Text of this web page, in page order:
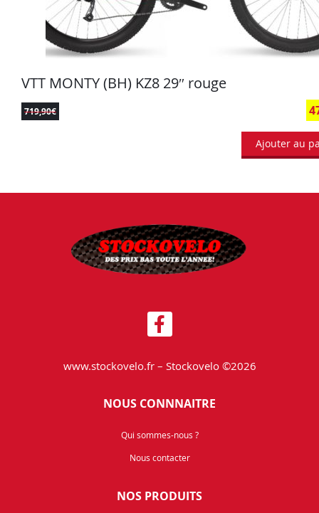
VTT MONTY (BH) KZ8 29″ rouge
719,90€
Ajouter au
www.stockovelo.fr – Stockovelo ©2026
NOUS CONNNAITRE
Qui sommes-nous ?
Nous contacter
NOS PRODUITS